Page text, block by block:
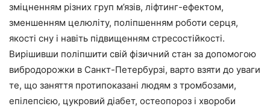
зміцненням різних груп м’язів, ліфтинг-ефектом,
зменшенням целюліту, поліпшенням роботи серця,
якості сну і навіть підвищенням стресостійкості.
Вирішивши поліпшити свій фізичний стан за допомогою
вибродорожки в Санкт-Петербурзі, варто взяти до уваги
те, що заняття протипоказані людям з тромбозами,
епілепсією, цукровий діабет, остеопороз і хвороби